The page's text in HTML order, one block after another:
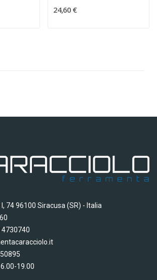
24,60 €
74 96100 Siracusa (SR) - Italia
4730740
19.00